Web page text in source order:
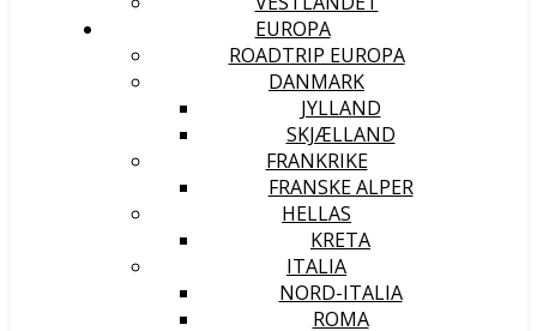
EUROPA
ROADTRIP EUROPA
DANMARK
JYLLAND
SKJÆLLAND
FRANKRIKE
FRANSKE ALPER
HELLAS
KRETA
ITALIA
NORD-ITALIA
ROMA